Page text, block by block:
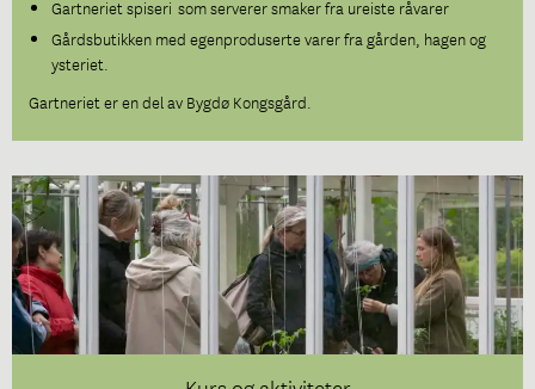
Gartneriet spiseri som serverer smaker fra ureiste råvarer
Gårdsbutikken med egenproduserte varer fra gården, hagen og
ysteriet.
Gartneriet er en del av Bygdø Kongsgård.